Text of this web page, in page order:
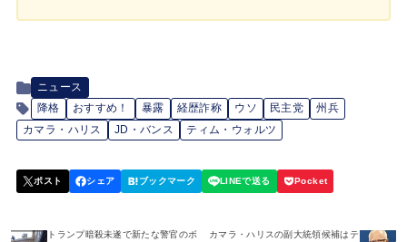
ニュース
降格
おすすめ！ 暴露 経歴詐称 ウソ 民主党
州兵
カマラ・ハリス
JD・バンス ティム・ウォルツ
トランプ暗殺未遂で新たな警官のボ
カマラ・ハリスの副大統領候補はテ